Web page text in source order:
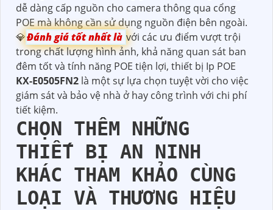
dễ dàng cấp nguồn cho camera thông qua cổng
POE mà không cần sử dụng nguồn điện bên ngoài.
💎Đánh giá tốt nhất là với các ưu điểm vượt trội
trong chất lượng hình ảnh, khả năng quan sát ban
đêm tốt và tính năng POE tiện lợi, thiết bị Ip POE
KX-E0505FN2 là một sự lựa chọn tuyệt vời cho việc
giám sát và bảo vệ nhà ở hay công trình với chi phí
tiết kiệm.
CHỌN THÊM NHỮNG
THIẾT BỊ AN NINH
KHÁC THAM KHẢO CÙNG
LOẠI VÀ THƯƠNG HIỆU